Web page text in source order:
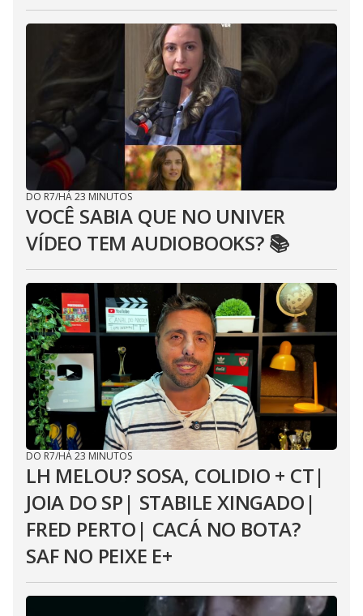
DO R7/HÁ 23 MINUTOS
VOCÊ SABIA QUE NO UNIVER
VÍDEO TEM AUDIOBOOKS? 📚
DO R7/HÁ 23 MINUTOS
LH MELOU? SOSA, COLIDIO + CT|
JOIA DO SP| STABILE XINGADO|
FRED PERTO| CACÁ NO BOTA?
SAF NO PEIXE E+